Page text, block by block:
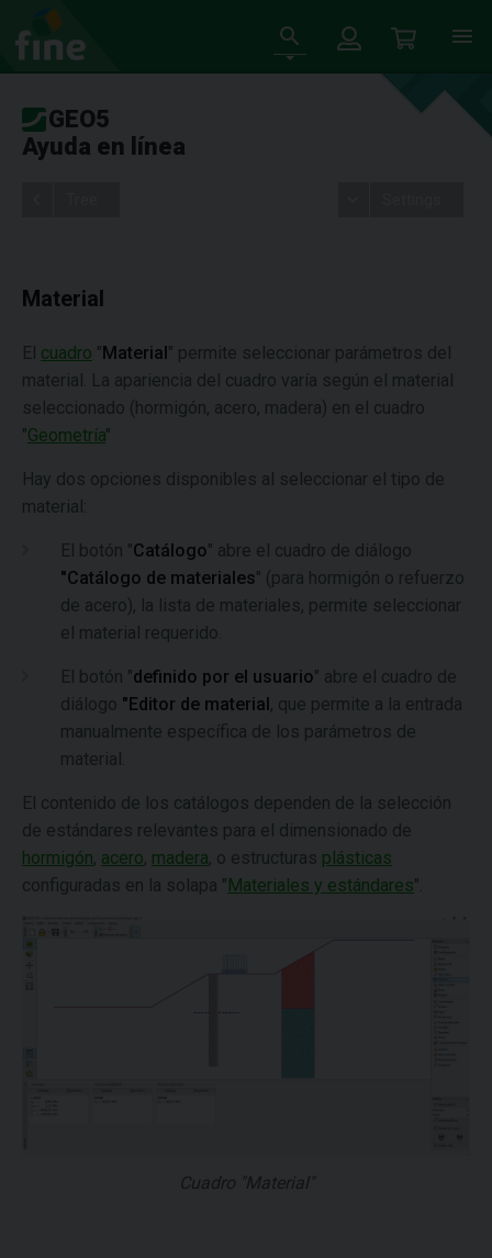
GEO5
Ayuda en línea
Material
El cuadro "Material" permite seleccionar parámetros del
material. La apariencia del cuadro varía según el material
seleccionado (hormigón, acero, madera) en el cuadro
"Geometría"
Hay dos opciones disponibles al seleccionar el tipo de
material:
El botón "Catálogo" abre el cuadro de diálogo
"Catálogo de materiales" (para hormigón o refuerzo
de acero), la lista de materiales, permite seleccionar
el material requerido.
El botón "definido por el usuario" abre el cuadro de
diálogo "Editor de material, que permite a la entrada
manualmente específica de los parámetros de
material.
El contenido de los catálogos dependen de la selección
de estándares relevantes para el dimensionado de
hormigón, acero, madera, o estructuras plásticas
configuradas en la solapa "Materiales y estándares".
Cuadro "Material"